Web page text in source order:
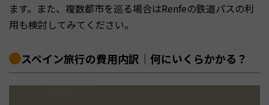
ます。また、複数都市を巡る場合はRenfeの鉄道パスの利
用も検討してみてください。
スペイン旅行の費用内訳｜何にいくらかかる？